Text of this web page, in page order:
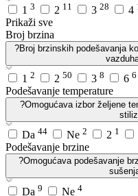
1 3 2 11 3 28 4
Prikaži sve
Broj brzina
?Broj brzinskih podešavanja
1 2 2 50 3 8 6 6
Podešavanje temperature
?Omogućava izbor željene
Da 44 Ne 2 2 1
Podešavanje brzine
?Omogućava podešavanje
Da 9 Ne 4